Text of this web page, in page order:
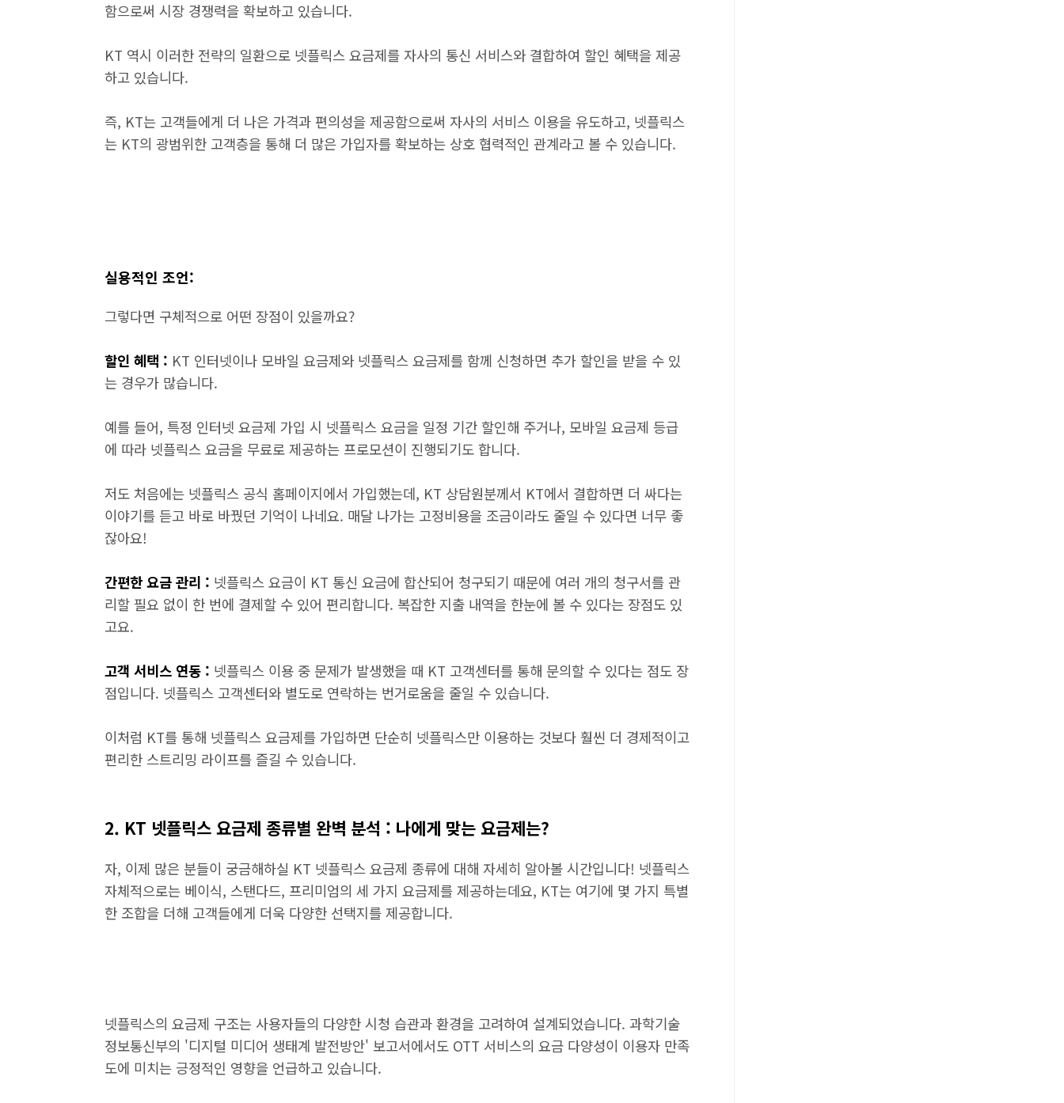
함으로써 시장 경쟁력을 확보하고 있습니다.
KT 역시 이러한 전략의 일환으로 넷플릭스 요금제를 자사의 통신 서비스와 결합하여 할인 혜택을 제공
하고 있습니다.
즉, KT는 고객들에게 더 나은 가격과 편의성을 제공함으로써 자사의 서비스 이용을 유도하고, 넷플릭스
는 KT의 광범위한 고객층을 통해 더 많은 가입자를 확보하는 상호 협력적인 관계라고 볼 수 있습니다.
실용적인 조언:
그렇다면 구체적으로 어떤 장점이 있을까요?
할인 혜택 : KT 인터넷이나 모바일 요금제와 넷플릭스 요금제를 함께 신청하면 추가 할인을 받을 수 있
는 경우가 많습니다.
예를 들어, 특정 인터넷 요금제 가입 시 넷플릭스 요금을 일정 기간 할인해 주거나, 모바일 요금제 등급
에 따라 넷플릭스 요금을 무료로 제공하는 프로모션이 진행되기도 합니다.
저도 처음에는 넷플릭스 공식 홈페이지에서 가입했는데, KT 상담원분께서 KT에서 결합하면 더 싸다는
이야기를 듣고 바로 바꿨던 기억이 나네요. 매달 나가는 고정비용을 조금이라도 줄일 수 있다면 너무 좋
잖아요!
간편한 요금 관리 : 넷플릭스 요금이 KT 통신 요금에 합산되어 청구되기 때문에 여러 개의 청구서를 관
리할 필요 없이 한 번에 결제할 수 있어 편리합니다. 복잡한 지출 내역을 한눈에 볼 수 있다는 장점도 있
고요.
고객 서비스 연동 : 넷플릭스 이용 중 문제가 발생했을 때 KT 고객센터를 통해 문의할 수 있다는 점도 장
점입니다. 넷플릭스 고객센터와 별도로 연락하는 번거로움을 줄일 수 있습니다.
이처럼 KT를 통해 넷플릭스 요금제를 가입하면 단순히 넷플릭스만 이용하는 것보다 훨씬 더 경제적이고
편리한 스트리밍 라이프를 즐길 수 있습니다.
2. KT 넷플릭스 요금제 종류별 완벽 분석 : 나에게 맞는 요금제는?
자, 이제 많은 분들이 궁금해하실 KT 넷플릭스 요금제 종류에 대해 자세히 알아볼 시간입니다! 넷플릭스
자체적으로는 베이식, 스탠다드, 프리미엄의 세 가지 요금제를 제공하는데요, KT는 여기에 몇 가지 특별
한 조합을 더해 고객들에게 더욱 다양한 선택지를 제공합니다.
넷플릭스의 요금제 구조는 사용자들의 다양한 시청 습관과 환경을 고려하여 설계되었습니다. 과학기술
정보통신부의 '디지털 미디어 생태계 발전방안' 보고서에서도 OTT 서비스의 요금 다양성이 이용자 만족
도에 미치는 긍정적인 영향을 언급하고 있습니다.